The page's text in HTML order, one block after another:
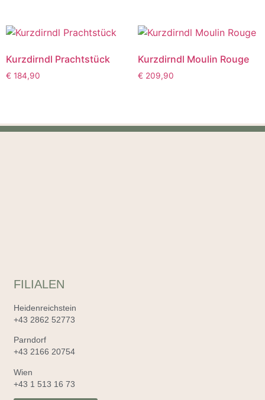
Kurzdirndl Prachtstück
€ 184,90
Kurzdirndl Moulin Rouge
€ 209,90
FILIALEN
Heidenreichstein
+43 2862 52773
Parndorf
+43 2166 20754
Wien
+43 1 513 16 73